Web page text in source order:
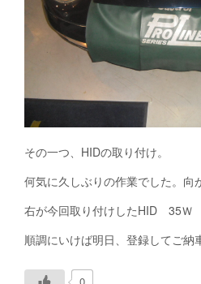
その一つ、HIDの取り付け。
何気に久しぶりの作業でした。向
右が今回取り付けしたHID 35Ｗ
順調にいけば明日、登録してご納